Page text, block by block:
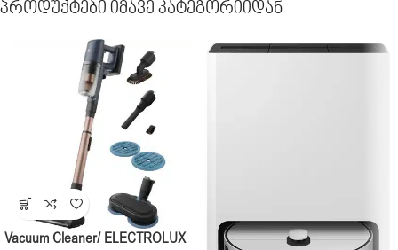
Პროდუქტები Იმავე Კატეგორიიდან
Vacuum Cleaner/ ELECTROLUX